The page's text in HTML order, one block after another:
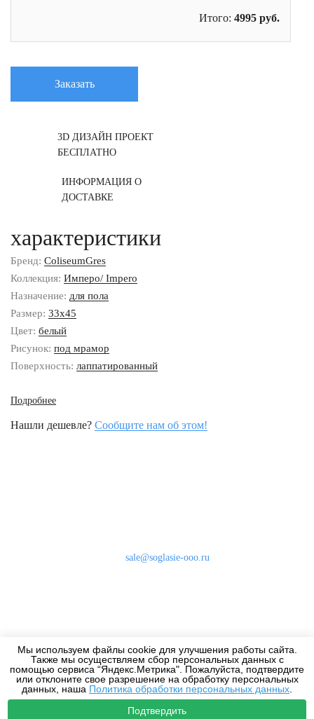
Итого: 4995 руб.
Заказать
3D ДИЗАЙН ПРОЕКТ
БЕСПЛАТНО
ИНФОРМАЦИЯ О
ДОСТАВКЕ
характеристики
Бренд: ColiseumGres
Коллекция: Имперо/ Impero
Назначение: для пола
Размер: 33x45
Цвет: белый
Рисунок: под мрамор
Поверхность: лаппатированный
Подробнее
Нашли дешевле? Сообщите нам об этом!
Мы используем файлы cookie для улучшения работы сайта.
Также мы осуществляем сбор персональных данных с
помощью сервиса “Яндекс.Метрика". Пожалуйста, подтвердите
или отклоните свое разрешение на обработку персональных
данных, наша Политика обработки персональных данных
Подтвердить
sale@soglasie-ooo.ru
Дизайнерам
2010-2026 - Все права защищены.